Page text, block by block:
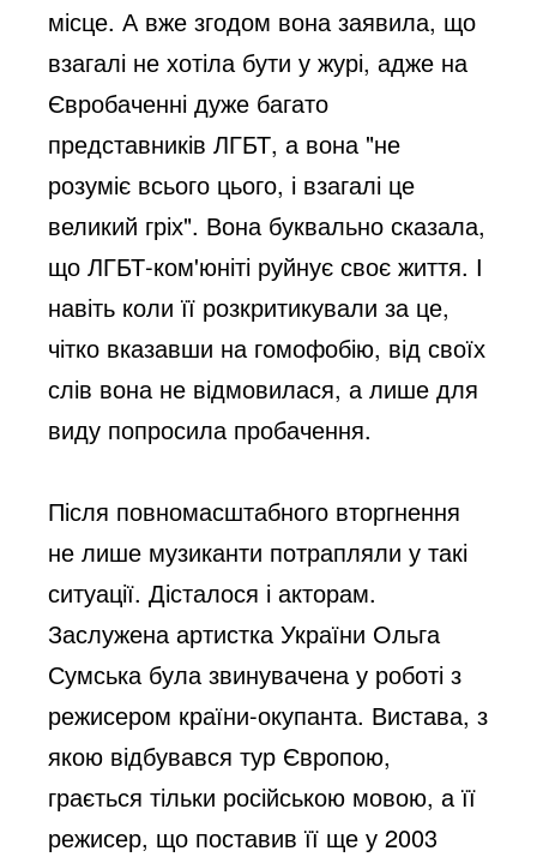
місце. А вже згодом вона заявила, що
взагалі не хотіла бути у журі, адже на
Євробаченні дуже багато
представників ЛГБТ, а вона "не
розуміє всього цього, і взагалі це
великий гріх". Вона буквально сказала,
що ЛГБТ-ком'юніті руйнує своє життя. І
навіть коли її розкритикували за це,
чітко вказавши на гомофобію, від своїх
слів вона не відмовилася, а лише для
виду попросила пробачення.
Після повномасштабного вторгнення
не лише музиканти потрапляли у такі
ситуації. Дісталося і акторам.
Заслужена артистка України Ольга
Сумська була звинувачена у роботі з
режисером країни-окупанта. Вистава, з
якою відбувався тур Європою,
грається тільки російською мовою, а її
режисер, що поставив її ще у 2003